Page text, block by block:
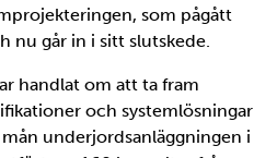
som pågått
nu går in i sitt slutskede.
handlat om att ta fram
och systemlösningar
underjordsanläggningen i